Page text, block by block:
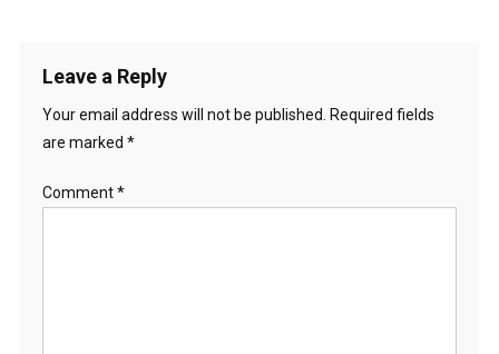
Leave a Reply
Your email address will not be published.
Required fields
are marked *
Comment*